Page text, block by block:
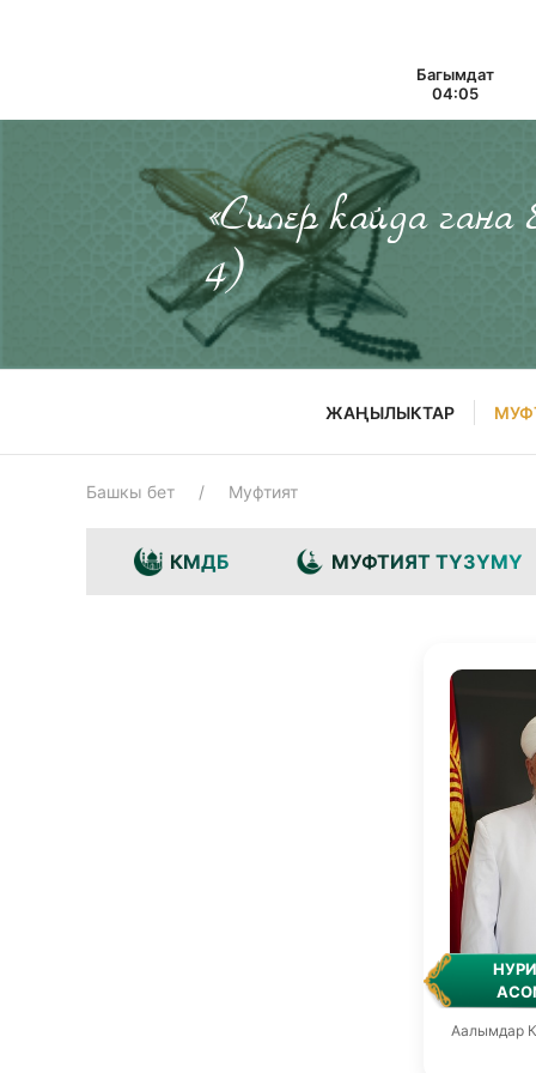
Багымдат
04:05
«Силер кайда
4)
ЖАҢЫЛЫКТАР
Башкы бет Муфтият
КМДБ МУФТИЯТ ТҮЗҮМҮ
Аалымдар